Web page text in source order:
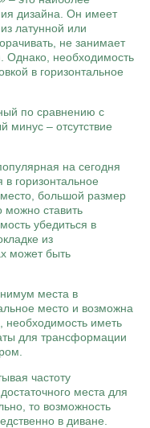
дизайна. Он имеет
латунной или
не занимает
Однако, необходимость
в горизонтальное
по сравнению с
минус – отсутствие
на сегодня
горизонтальное
большой размер
можно ставить
убедиться в
из
может быть
места в
место и возможна
необходимость иметь
для трансформации
частоту
места для
то возможность
в диване.